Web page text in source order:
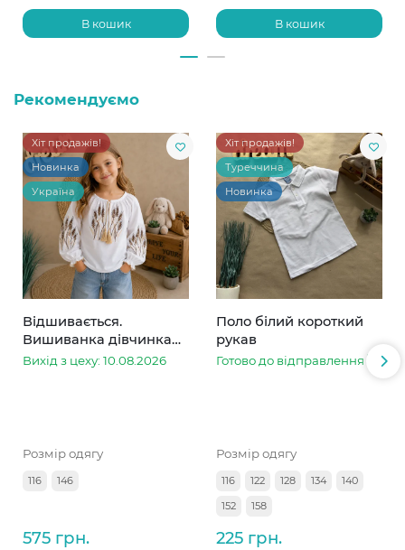
В кошик В кошик
Рекомендуємо
Хіт продажів!
Новинка
Україна
Відшивається.
Вишиванка дівчинка
колоски
Вихід з цеху: 10.08.2026
Розмір одягу
116 146
575 грн.
Хіт продажів!
Туреччина
Новинка
Поло білий короткий
рукав
Готово до відправлення
Розмір одягу
116 122 128 134
140
152
158
225 грн.